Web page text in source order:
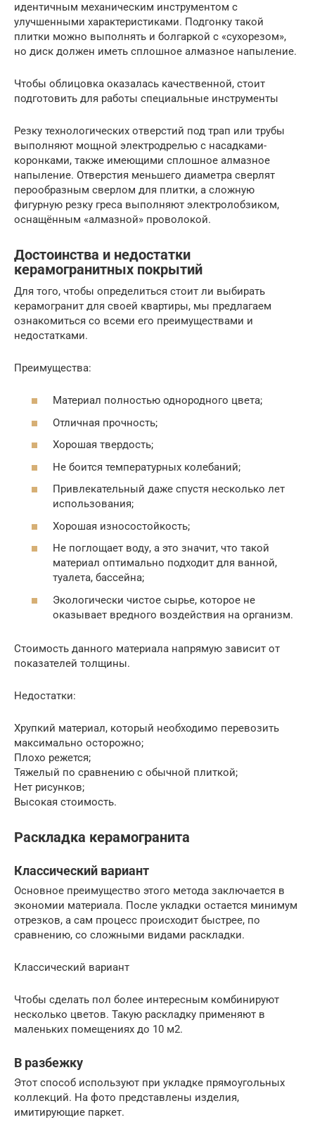
идентичным механическим инструментом с
улучшенными характеристиками. Подгонку такой
плитки можно выполнять и болгаркой с «сухорезом»,
но диск должен иметь сплошное алмазное напыление.
Чтобы облицовка оказалась качественной, стоит
подготовить для работы специальные инструменты
Резку технологических отверстий под трап или трубы
выполняют мощной электродрелью с насадками-
коронками, также имеющими сплошное алмазное
напыление. Отверстия меньшего диаметра сверлят
перообразным сверлом для плитки, а сложную
фигурную резку греса выполняют электролобзиком,
оснащённым «алмазной» проволокой.
Достоинства и недостатки
керамогранитных покрытий
Для того, чтобы определиться стоит ли выбирать
керамогранит для своей квартиры, мы предлагаем
ознакомиться со всеми его преимуществами и
недостатками.
Преимущества:
Материал полностью однородного цвета;
Отличная прочность;
Хорошая твердость;
Не боится температурных колебаний;
Привлекательный даже спустя несколько лет
использования;
Хорошая износостойкость;
Не поглощает воду, а это значит, что такой
материал оптимально подходит для ванной,
туалета, бассейна;
Экологически чистое сырье, которое не
оказывает вредного воздействия на организм.
Стоимость данного материала напрямую зависит от
показателей толщины.
Недостатки:
Хрупкий материал, который необходимо перевозить
максимально осторожно;
Плохо режется;
Тяжелый по сравнению с обычной плиткой;
Нет рисунков;
Высокая стоимость.
Раскладка керамогранита
Классический вариант
Основное преимущество этого метода заключается в
экономии материала. После укладки остается минимум
отрезков, а сам процесс происходит быстрее, по
сравнению, со сложными видами раскладки.
Классический вариант
Чтобы сделать пол более интересным комбинируют
несколько цветов. Такую раскладку применяют в
маленьких помещениях до 10 м2.
В разбежку
Этот способ используют при укладке прямоугольных
коллекций. На фото представлены изделия,
имитирующие паркет.